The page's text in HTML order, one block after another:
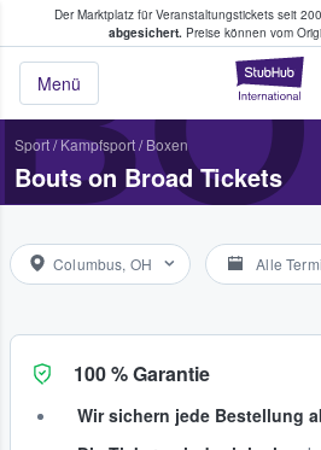
Der Marktplatz für Veranstaltungstickets seit
abgesichert.Preise können vom
Menü
Tickets kaufen &
Sport/Kampfsport/ Boxen
Bouts on Broad Tickets
Columbus, OH Alle
100 % Garantie
Wir sichern jede Bestellung